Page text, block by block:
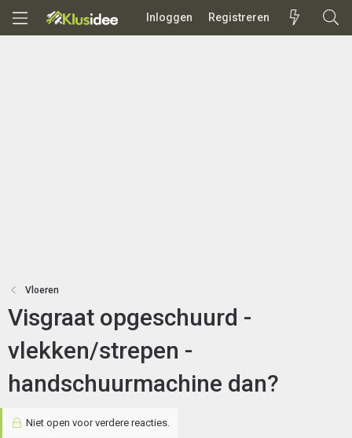
Inloggen Registreren
Vloeren
Visgraat opgeschuurd -
vlekken/strepen -
handschuurmachine dan?
Niet open voor verdere reacties.